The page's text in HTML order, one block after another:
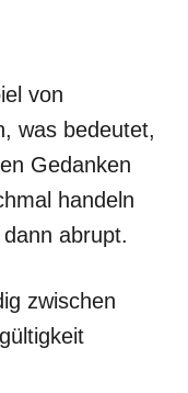
von
was bedeutet,
Gedanken
handeln
abrupt.
zwischen